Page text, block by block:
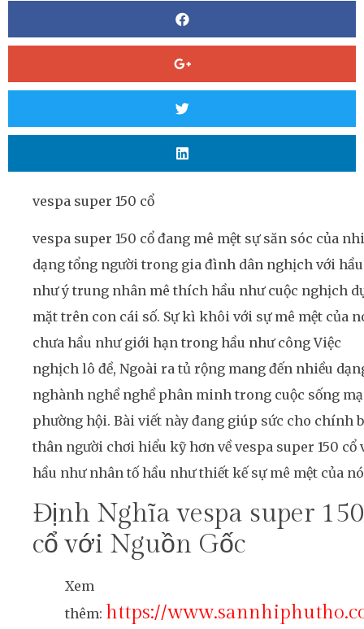
vespa super 150 cổ
vespa super 150 cổ đang mê mệt sự săn sóc của
dạng tổng người trong gia đình dân nghịch với hầu
như ý trung nhân mê thích hầu như cuộc nghịch
mặt trên con cái số. Sự kì khôi với sự mê mệt của
chưa hầu như giới hạn trong hầu như công Việc
nghịch lô đề, Ngoài ra tủ rộng mang đến nhiều
nghành nghề nghề phân minh trong cuộc sống
phường hội. Bài viết này đang giúp sức cho chính
thân người chơi hiểu kỹ hơn về vespa super 150 cổ
hầu như nhân tố hầu như thiết kế sự mê mệt của
Định Nghĩa vespa super 150
cổ với Nguồn Gốc
Xem
thêm: https://